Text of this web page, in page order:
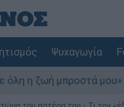
Ψυχαγωγία
μου»